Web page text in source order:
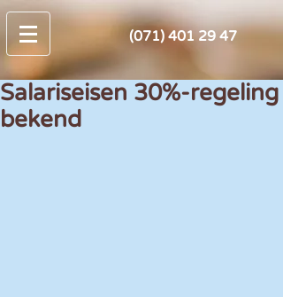
(071) 401 29 47
Salariseisen 30%-regeling
bekend